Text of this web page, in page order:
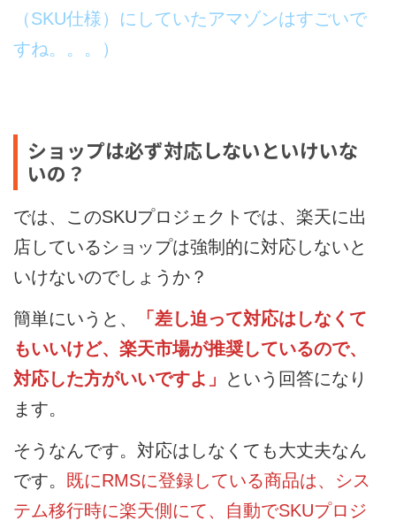
（SKU仕様）にしていたアマゾンはすごいで
すね。。。）
ショップは必ず対応しないといけいな
いの？
では、このSKUプロジェクトでは、楽天に出
店しているショップは強制的に対応しないと
いけないのでしょうか？
簡単にいうと、
「差し迫って対応はしなくて
もいいけど、楽天市場が推奨しているので、
対応した方がいいですよ」
という回答になり
ます。
そうなんです。対応はしなくても大丈夫なん
です。 既にRMSに登録している商品は、シス
テム移行時に楽天側にて、自動でSKUプロジ